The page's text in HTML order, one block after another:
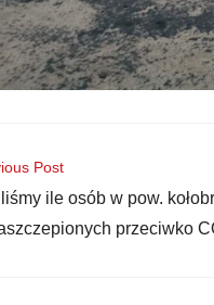
Post
ile osób w pow.
przeciwko